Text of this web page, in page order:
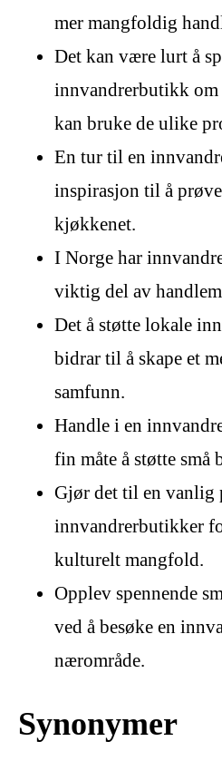
mer mangfoldig
Det kan være lurt å
innvandrerbutikk
kan bruke de ulike
En tur til en
inspirasjon til å
kjøkkenet.
I Norge har
viktig del av
Det å støtte lokale
bidrar til å skape et
samfunn.
Handle i en
fin måte å støtte
Gjør det til en vanlig
innvandrerbutikker
kulturelt mangfold.
Opplev spennende
ved å besøke en
nærområde.
Synonymer